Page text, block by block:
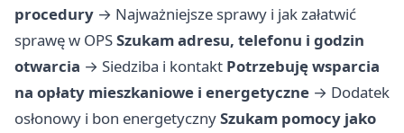
procedury → Najważniejsze sprawy i jak załatwić
sprawę w OPSSzukam adresu, telefonu i godzin
otwarcia → Siedziba i kontakt Potrzebuję wsparcia
na opłaty mieszkaniowe i energetyczne → Dodatek
osłonowy i bon energetycznySzukam pomocy jako